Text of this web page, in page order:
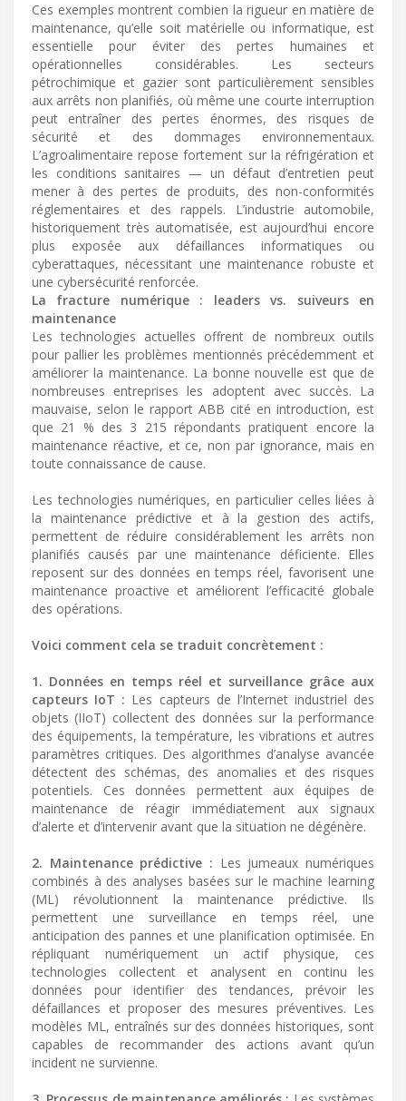
Ces exemples montrent combien la rigueur en matière de
maintenance, qu’elle soit matérielle ou informatique, est
essentielle pour éviter des pertes humaines et
opérationnelles considérables. Les secteurs
pétrochimique et gazier sont particulièrement sensibles
aux arrêts non planifiés, où même une courte interruption
peut entraîner des pertes énormes, des risques de
sécurité et des dommages environnementaux.
L’agroalimentaire repose fortement sur la réfrigération et
les conditions sanitaires — un défaut d’entretien peut
mener à des pertes de produits, des non-conformités
réglementaires et des rappels. L’industrie automobile,
historiquement très automatisée, est aujourd’hui encore
plus exposée aux défaillances informatiques ou
cyberattaques, nécessitant une maintenance robuste et
une cybersécurité renforcée.
La fracture numérique : leaders vs. suiveurs en
maintenance
Les technologies actuelles offrent de nombreux outils
pour pallier les problèmes mentionnés précédemment et
améliorer la maintenance. La bonne nouvelle est que de
nombreuses entreprises les adoptent avec succès. La
mauvaise, selon le rapport ABB cité en introduction, est
que 21 % des 3 215 répondants pratiquent encore la
maintenance réactive, et ce, non par ignorance, mais en
toute connaissance de cause.
Les technologies numériques, en particulier celles liées à
la maintenance prédictive et à la gestion des actifs,
permettent de réduire considérablement les arrêts non
planifiés causés par une maintenance déficiente. Elles
reposent sur des données en temps réel, favorisent une
maintenance proactive et améliorent l’efficacité globale
des opérations.
Voici comment cela se traduit concrètement :
1. Données en temps réel et surveillance grâce aux
capteurs IoT : Les capteurs de l’Internet industriel des
objets (IIoT) collectent des données sur la performance
des équipements, la température, les vibrations et autres
paramètres critiques. Des algorithmes d’analyse avancée
détectent des schémas, des anomalies et des risques
potentiels. Ces données permettent aux équipes de
maintenance de réagir immédiatement aux signaux
d’alerte et d’intervenir avant que la situation ne dégénère.
2. Maintenance prédictive : Les jumeaux numériques
combinés à des analyses basées sur le machine learning
(ML) révolutionnent la maintenance prédictive. Ils
permettent une surveillance en temps réel, une
anticipation des pannes et une planification optimisée. En
répliquant numériquement un actif physique, ces
technologies collectent et analysent en continu les
données pour identifier des tendances, prévoir les
défaillances et proposer des mesures préventives. Les
modèles ML, entraînés sur des données historiques, sont
capables de recommander des actions avant qu’un
incident ne survienne.